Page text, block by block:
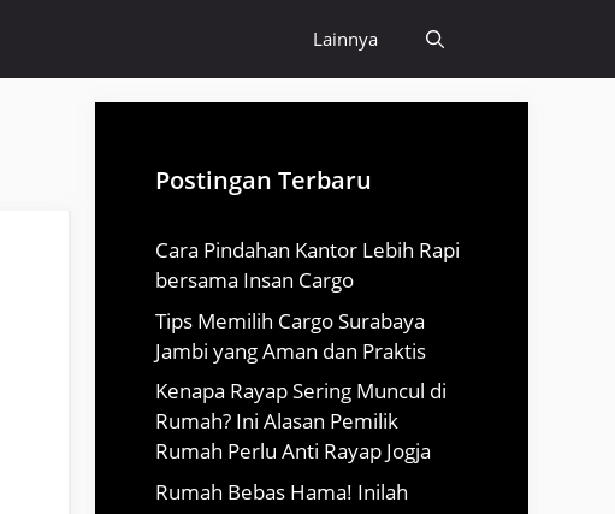
Lainnya
Postingan Terbaru
Cara Pindahan Kantor Lebih Rapi
bersama Insan Cargo
Tips Memilih Cargo Surabaya
Jambi yang Aman dan Praktis
Kenapa Rayap Sering Muncul di
Rumah? Ini Alasan Pemilik
Rumah Perlu Anti Rayap Jogja
Rumah Bebas Hama! Inilah